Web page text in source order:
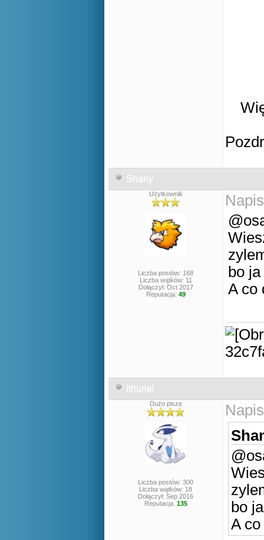
Shany
Użytkownik
Liczba postów: 168
Liczba wątków: 11
Dołączył: Oct 2017
Reputacja: 49
bo
A co
Ithuriel
Dużo pisze
Liczba postów: 300
Liczba wątków: 18
Dołączył: Sep 2016
Reputacja: 135
bo
A